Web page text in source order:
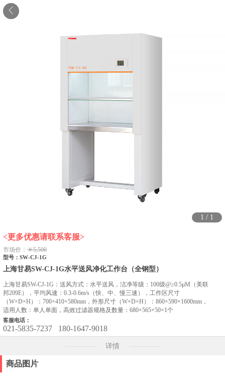
1 / 1
<更多优惠请联系客服>
市场价： ￥5,500
型号：SW-CJ-1G
上海甘易SW-CJ-1G水平送风净化工作台（全钢型）
上海甘易SW-CJ-1G：送风方式：水平送风，洁净等级：100级@≥0.5μM（美联
邦209E），平均风速：0.3-0.6m/s（快、中、慢三速），工作区尺寸
（W×D×H）：700×410×580mm，外形尺寸（W×D×H）：860×590×1600mm，
适用人数：单人单面，高效过滤器规格及数量：680×565×50×1个
客服电话：
021-5835-7237 180-1647-9018
详情
商品图片